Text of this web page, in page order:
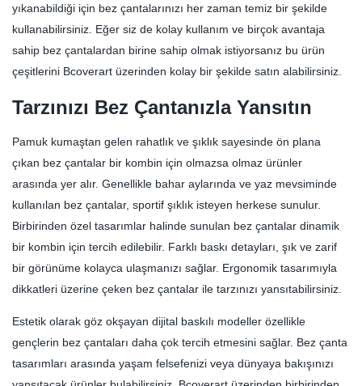
yıkanabildiği için bez çantalarınızı her zaman temiz bir şekilde
kullanabilirsiniz. Eğer siz de kolay kullanım ve birçok avantaja
sahip bez çantalardan birine sahip olmak istiyorsanız bu ürün
çeşitlerini Bcoverart üzerinden kolay bir şekilde satın alabilirsiniz.
Tarzınızı Bez Çantanızla Yansıtın
Pamuk kumaştan gelen rahatlık ve şıklık sayesinde ön plana
çıkan bez çantalar bir kombin için olmazsa olmaz ürünler
arasında yer alır. Genellikle bahar aylarında ve yaz mevsiminde
kullanılan bez çantalar, sportif şıklık isteyen herkese sunulur.
Birbirinden özel tasarımlar halinde sunulan bez çantalar dinamik
bir kombin için tercih edilebilir. Farklı baskı detayları, şık ve zarif
bir görünüme kolayca ulaşmanızı sağlar. Ergonomik tasarımıyla
dikkatleri üzerine çeken bez çantalar ile tarzınızı yansıtabilirsiniz.
Estetik olarak göz okşayan dijital baskılı modeller özellikle
gençlerin bez çantaları daha çok tercih etmesini sağlar. Bez çanta
tasarımları arasında yaşam felsefenizi veya dünyaya bakışınızı